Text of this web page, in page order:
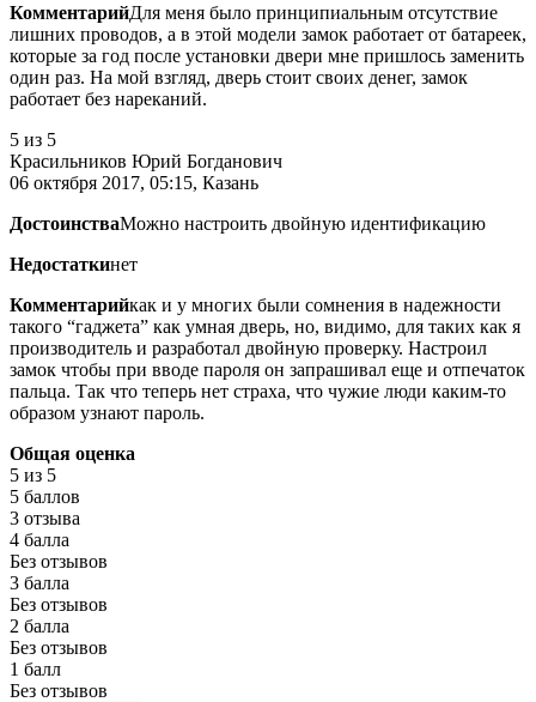
КомментарийДля меня было принципиальным отсутствие
лишних проводов, а в этой модели замок работает от батареек,
которые за год после установки двери мне пришлось заменить
один раз. На мой взгляд, дверь стоит своих денег, замок
работает без нареканий.
5 из 5
Красильников Юрий Богданович
06 октября 2017, 05:15, Казань
ДостоинстваМожно настроить двойную идентификацию
Недостаткинет
Комментарийкак и у многих были сомнения в надежности
такого “гаджета” как умная дверь, но, видимо, для таких как я
производитель и разработал двойную проверку. Настроил
замок чтобы при вводе пароля он запрашивал еще и отпечаток
пальца. Так что теперь нет страха, что чужие люди каким-то
образом узнают пароль.
Общая оценка
5 из 5
5 баллов
3 отзыва
4 балла
Без отзывов
3 балла
Без отзывов
2 балла
Без отзывов
1 балл
Без отзывов